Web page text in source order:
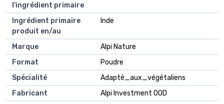
l'ingrédient primaire
Ingrédient primaire
produit en/au
‎Inde
Marque
‎Alpi Nature
Format
‎Poudre
Spécialité
‎Adapté_aux_végétaliens
Fabricant
‎Alpi Investment OOD